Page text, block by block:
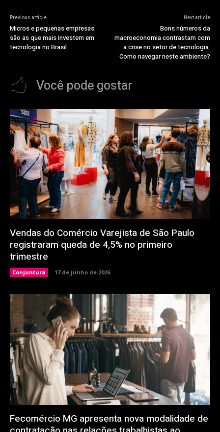
Previous article
Micros e pequenas empresas
são as que mais investem em
tecnologia no Brasil
Next article
Bons números da
macroeconomia contrastam com
a crise no setor de tecnologia.
Como navegar neste ambiente?
Você pode gostar
Vendas do Comércio Varejista de São Paulo
registraram queda de 4,5% no primeiro
trimestre
Conjuntura 17 de junho de 2026
Fecomércio MG apresenta nova modalidade de